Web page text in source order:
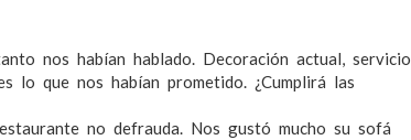
nos habían hablado. Decoración actual, servicio
lo que nos habían prometido. ¿Cumplirá las
no defrauda. Nos gustó mucho su sofá